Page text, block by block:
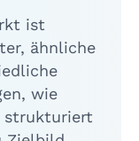
ist
ähnliche
wie
strukturiert